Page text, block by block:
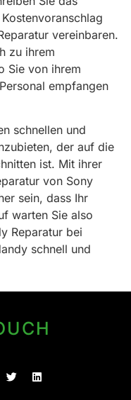
vereinbaren.
zu ihrem
Sie von ihrem
empfangen
schnellen und
der auf die
ist. Mit ihrer
von Sony
sein, dass Ihr
warten Sie also
Reparatur bei
schnell und